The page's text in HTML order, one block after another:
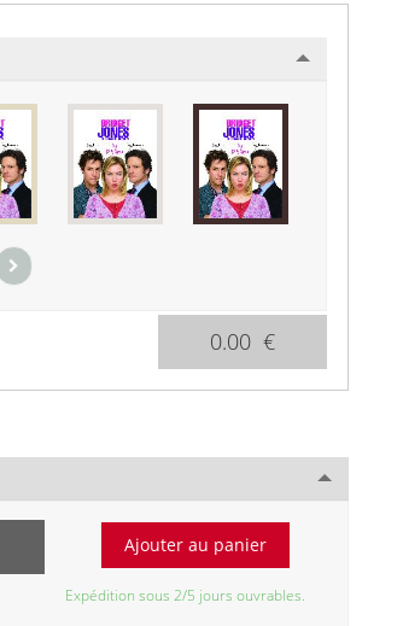
0.00 €
Expédition sous 2/5 jours ouvrables.